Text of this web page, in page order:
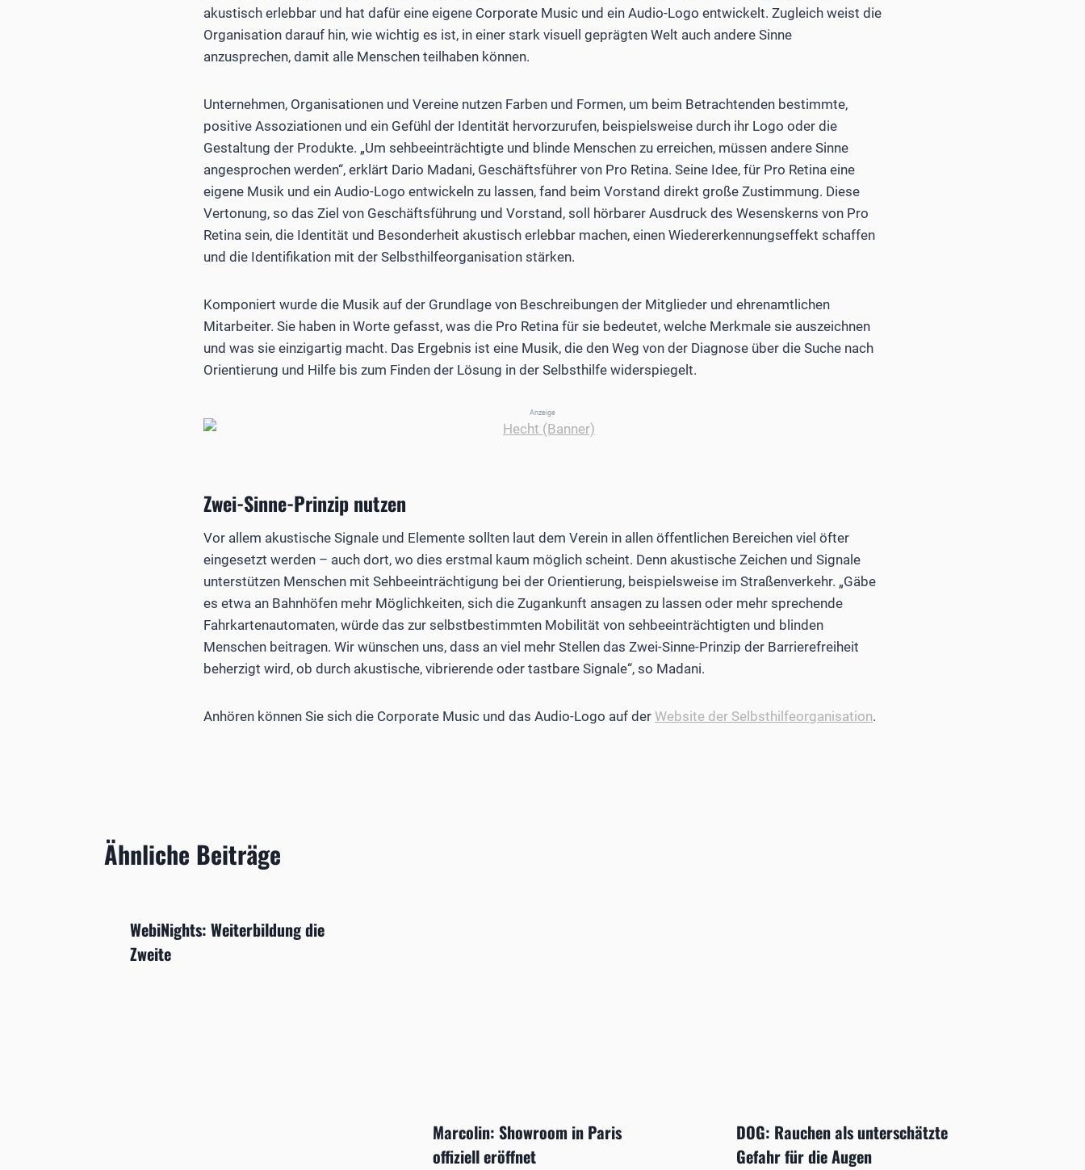
akustisch erlebbar und hat dafür eine eigene Corporate Music und ein Audio-Logo entwickelt. Zugleich weist die
Organisation darauf hin, wie wichtig es ist, in einer stark visuell geprägten Welt auch andere Sinne
anzusprechen, damit alle Menschen teilhaben können.
Unternehmen, Organisationen und Vereine nutzen Farben und Formen, um beim Betrachtenden bestimmte,
positive Assoziationen und ein Gefühl der Identität hervorzurufen, beispielsweise durch ihr Logo oder die
Gestaltung der Produkte. „Um sehbeeinträchtigte und blinde Menschen zu erreichen, müssen andere Sinne
angesprochen werden“, erklärt Dario Madani, Geschäftsführer von Pro Retina. Seine Idee, für Pro Retina eine
eigene Musik und ein Audio-Logo entwickeln zu lassen, fand beim Vorstand direkt große Zustimmung. Diese
Vertonung, so das Ziel von Geschäftsführung und Vorstand, soll hörbarer Ausdruck des Wesenskerns von Pro
Retina sein, die Identität und Besonderheit akustisch erlebbar machen, einen Wiedererkennungseffekt schaffen
und die Identifikation mit der Selbsthilfeorganisation stärken.
Komponiert wurde die Musik auf der Grundlage von Beschreibungen der Mitglieder und ehrenamtlichen
Mitarbeiter. Sie haben in Worte gefasst, was die Pro Retina für sie bedeutet, welche Merkmale sie auszeichnen
und was sie einzigartig macht. Das Ergebnis ist eine Musik, die den Weg von der Diagnose über die Suche nach
Orientierung und Hilfe bis zum Finden der Lösung in der Selbsthilfe widerspiegelt.
Anzeige
Zwei-Sinne-Prinzip nutzen
Vor allem akustische Signale und Elemente sollten laut dem Verein in allen öffentlichen Bereichen viel öfter
eingesetzt werden – auch dort, wo dies erstmal kaum möglich scheint. Denn akustische Zeichen und Signale
unterstützen Menschen mit Sehbeeinträchtigung bei der Orientierung, beispielsweise im Straßenverkehr. „Gäbe
es etwa an Bahnhöfen mehr Möglichkeiten, sich die Zugankunft ansagen zu lassen oder mehr sprechende
Fahrkartenautomaten, würde das zur selbstbestimmten Mobilität von sehbeeinträchtigten und blinden
Menschen beitragen. Wir wünschen uns, dass an viel mehr Stellen das Zwei-Sinne-Prinzip der Barrierefreiheit
beherzigt wird, ob durch akustische, vibrierende oder tastbare Signale“, so Madani.
Anhören können Sie sich die Corporate Music und das Audio-Logo auf der Website der Selbsthilfeorganisation.
Ähnliche Beiträge
WebiNights: Weiterbildung die
Zweite
Marcolin: Showroom in Paris
offiziell eröffnet
DOG: Rauchen als unterschätzte
Gefahr für die Augen